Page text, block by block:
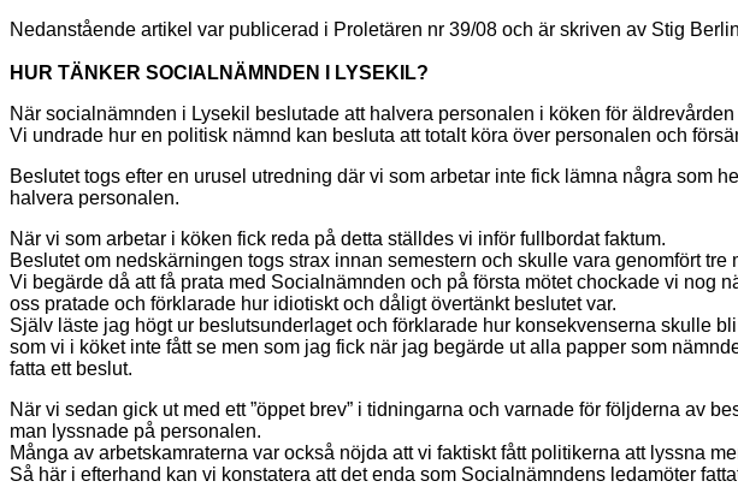
Nedanstående artikel var publicerad i Proletären nr 39/08 och är skriven av Stig
HUR TÄNKER SOCIALNÄMNDEN I LYSEKIL?
När socialnämnden i Lysekil beslutade att halvera personalen i köken för
Vi undrade hur en politisk nämnd kan besluta att totalt köra över personalen och
Beslutet togs efter en urusel utredning där vi som arbetar inte fick lämna några som
halvera personalen.
När vi som arbetar i köken fick reda på detta ställdes vi inför fullbordat faktum.
Beslutet om nedskärningen togs strax innan semestern och skulle vara genomfört
Vi begärde då att få prata med Socialnämnden och på första mötet chockade vi nog
oss pratade och förklarade hur idiotiskt och dåligt övertänkt beslutet var.
Själv läste jag högt ur beslutsunderlaget och förklarade hur konsekvenserna skulle
som vi i köket inte fått se men som jag fick när jag begärde ut alla papper som
fatta ett beslut.
När vi sedan gick ut med ett ”öppet brev” i tidningarna och varnade för följderna av
man lyssnade på personalen.
Många av arbetskamraterna var också nöjda att vi faktiskt fått politikerna att lyssna
Så här i efterhand kan vi konstatera att det enda som Socialnämndens ledamöter